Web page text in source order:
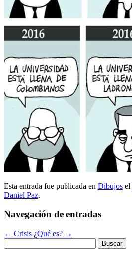
Esta entrada fue publicada en Dibujos el
Daniel Paz.
Navegación de entradas
← Crisis ¿Qué es? →